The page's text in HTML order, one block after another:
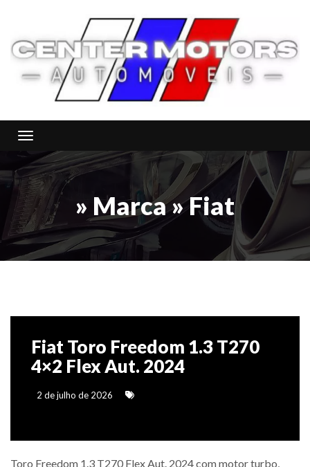
Toggle navigation
» Marca » Fiat
Fiat Toro Freedom 1.3 T270
4×2 Flex Aut. 2024
2 de julho de 2026
Toro Freedom 1.3 T270 Flex Aut. 2024 com motor turbo,